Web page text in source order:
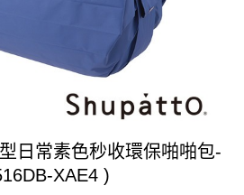
日常素色秒收環保啪啪包-
XAE4 )